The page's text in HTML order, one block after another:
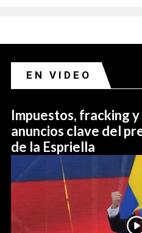
EN VIDEO
Impuestos, fracking
anuncios clave del
de la Espriella